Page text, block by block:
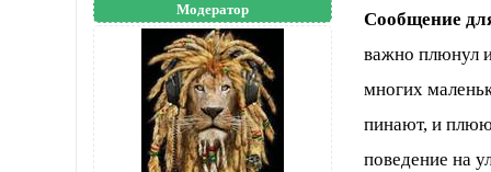
Модератор
Сообщение
важно плюнул
многих
пинают, и
поведение на